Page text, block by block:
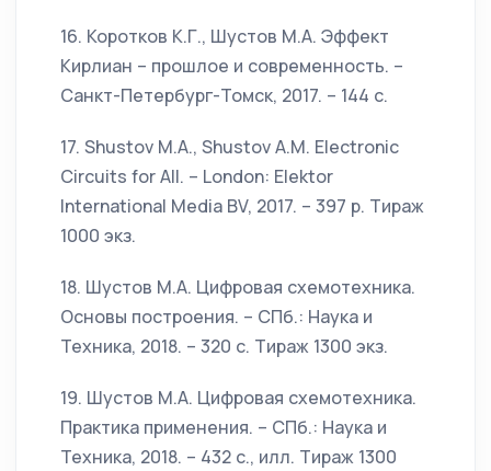
16. Коротков К.Г., Шустов М.А. Эффект
Кирлиан – прошлое и современность. –
Санкт-Петербург-Томск, 2017. – 144 с.
17. Shustov M.A., Shustov A.M. Electronic
Circuits for All. – London: Elektor
International Media BV, 2017. – 397 p. Тираж
1000 экз.
18. Шустов М.А. Цифровая схемотехника.
Основы построения. – СПб.: Наука и
Техника, 2018. – 320 с. Тираж 1300 экз.
19. Шустов М.А. Цифровая схемотехника.
Практика применения. – СПб.: Наука и
Техника, 2018. – 432 с., илл. Тираж 1300